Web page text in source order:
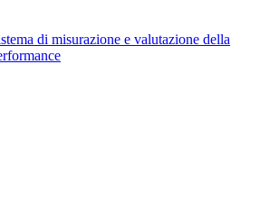
di misurazione e valutazione della